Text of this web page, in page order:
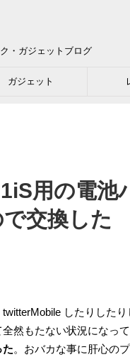
・ガジェットブログ
ガジェット
用の電
交換した
twitterMobile したりした
然もたない状況になっ
た。おバカな事に肝心の